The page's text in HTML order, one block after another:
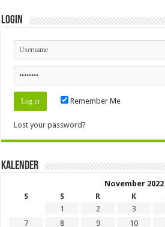
Login
Remember Me
Lost your password?
Kalender
November 2022
S
S R K
1
2 3
7
8 9 10